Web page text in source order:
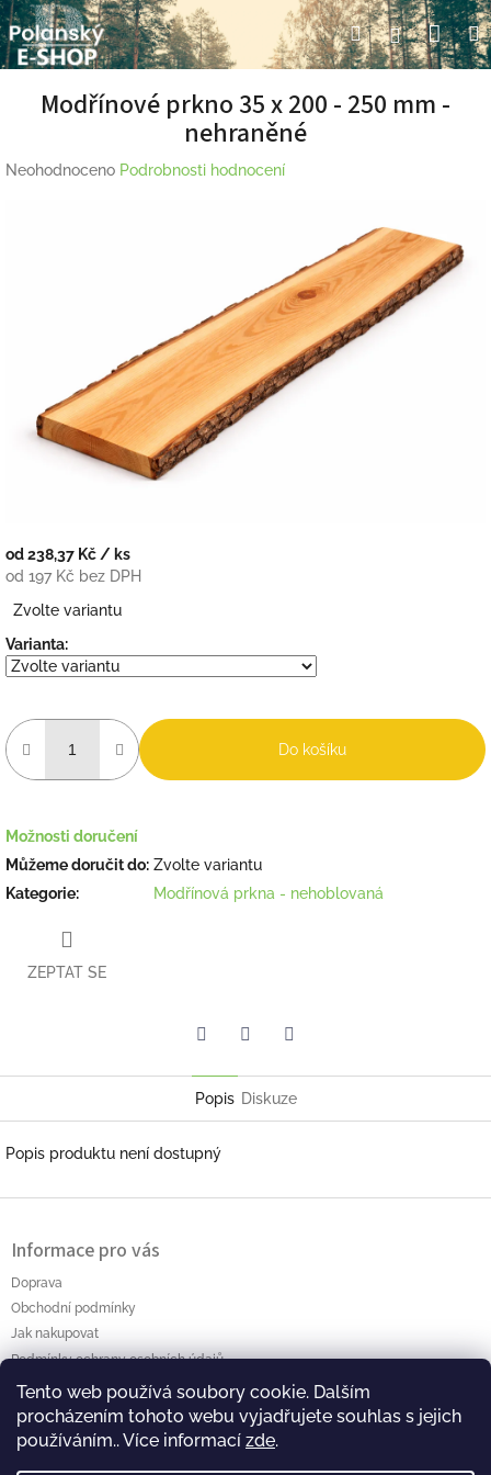
Tento web používá soubory cookie. Dalším
procházením tohoto webu vyjadřujete souhlas s jejich
používáním.. Více informací zde.
Přejít
na
obsah
HledatPřihlášení
Modřínové prkno 35 x 200 - 250 mm -
nehraněné
Průměrné
Neohodnoceno Podrobnosti hodnocení
od238,37 Kč / ks
od 197 Kč bez DPH
cena:
Zvolte variantu
Varianta:
Do košíku
Možnosti doručení
Můžeme doručit do: Zvolte variantu
Kategorie: Modřínová prkna - nehoblovaná
ZEPTAT SE
Popis Diskuze
Popis produktu není dostupný
Informace pro vás
Doprava
Obchodní podmínky
Jak nakupovat
Podmínky ochrany osobních údajů
Polanský AB s.r.o. Myslíkova 4 Pacov 395 01 Ič.: 01464256